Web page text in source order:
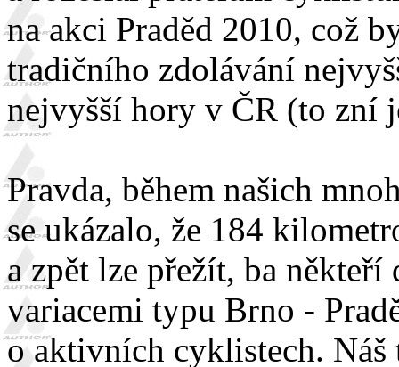
na akci Praděd 2010, což
tradičního zdolávání
nejvyšší hory v ČR (to zní
Pravda, během našich
se ukázalo, že 184
a zpět lze přežít, ba
variacemi typu Brno -
o aktivních cyklistech. Náš